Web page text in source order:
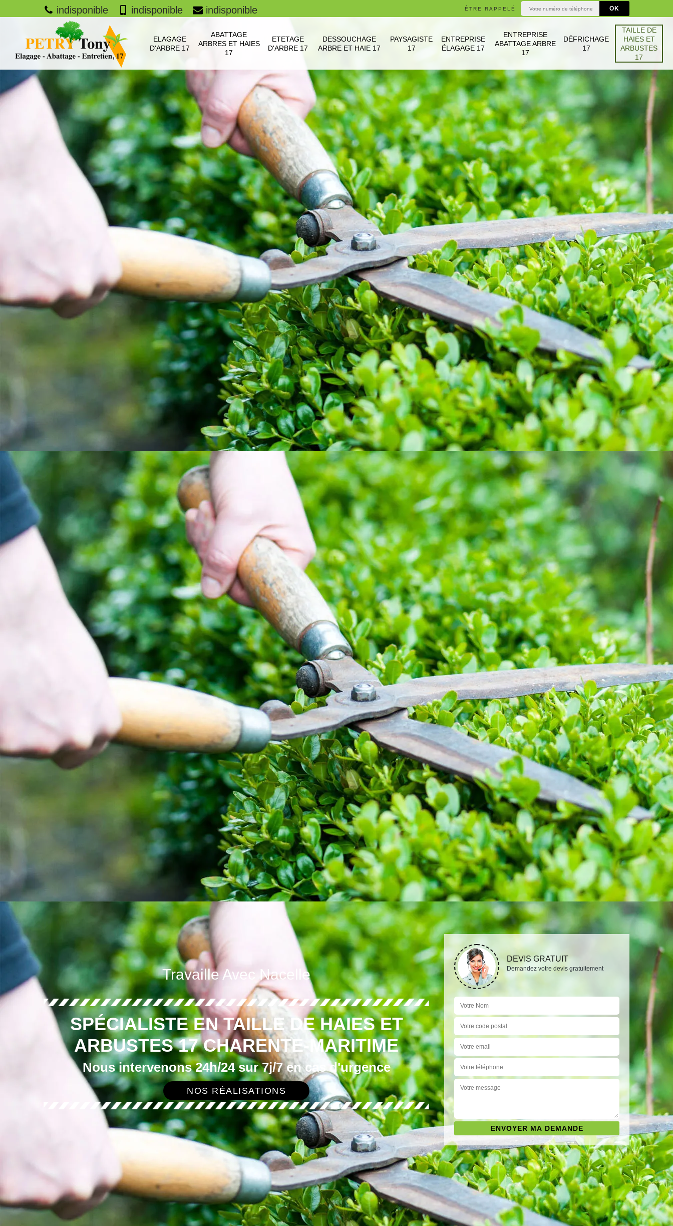
indisponible indisponible indisponible ÊTRE RAPPELÉ
ELAGAGE
D'ARBRE 17
ABATTAGE
ARBRES ET HAIES
17
ETETAGE
D'ARBRE 17
DESSOUCHAGE
ARBRE ET HAIE 17
PAYSAGISTE
17
ENTREPRISE
ÉLAGAGE 17
ENTREPRISE
ABATTAGE ARBRE
17
DÉFRICHAGE
17
TAILLE DE
HAIES ET
ARBUSTES
17
Travaille Avec Nacelle
SPÉCIALISTE EN TAILLE DE HAIES ET
ARBUSTES 17 CHARENTE-MARITIME
Nous intervenons 24h/24 sur 7j/7 en cas d'urgence
NOS RÉALISATIONS
DEVIS GRATUIT
Demandez votre devis gratuitement